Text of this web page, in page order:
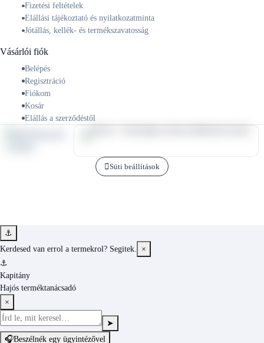
Fizetési feltételek
Elállási tájékoztató és nyilatkozatminta
Jótállás, kellék- és termékszavatosság
Vásárlói fiók
Belépés
Regisztráció
Fiókom
Kosár
Elállás a szerződéstől
Süti beállítások
⚓
Kerdesed van errol a termekrol? Segitek.
×
⚓
Kapitány
Hajós terméktanácsadó
×
➤
🎧Beszélnék egy ügyintézővel